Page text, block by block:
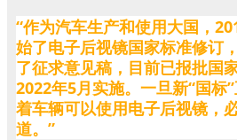
“作为汽车生产和使用大国，
始了电子后视镜国家标准修订
了征求意见稿，目前已报批国
2022年5月实施。一旦新“国标
着车辆可以使用电子后视镜，
道。”